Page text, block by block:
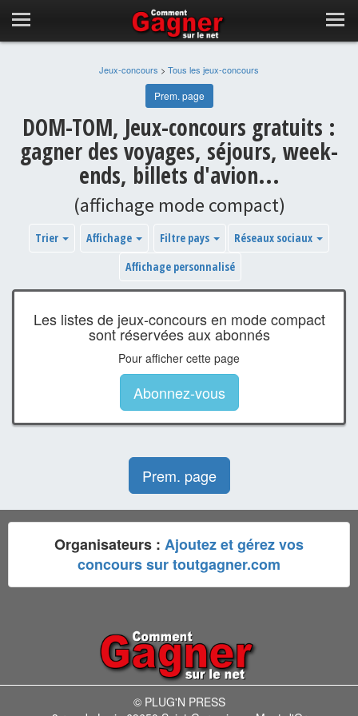
Jeux-concours > Tous les jeux-concours
Prem. page
DOM-TOM, Jeux-concours gratuits :
gagner des voyages, séjours, week-
ends, billets d'avion...
(affichage mode compact)
Trier Affichage Filtre pays
Réseaux sociaux
Affichage personnalisé
Les listes de jeux-concours en mode compact
sont réservées aux abonnés
Pour afficher cette page
Abonnez-vous
Prem. page
Organisateurs : Ajoutez et gérez vos
concours sur toutgagner.com
© PLUG'N PRESS